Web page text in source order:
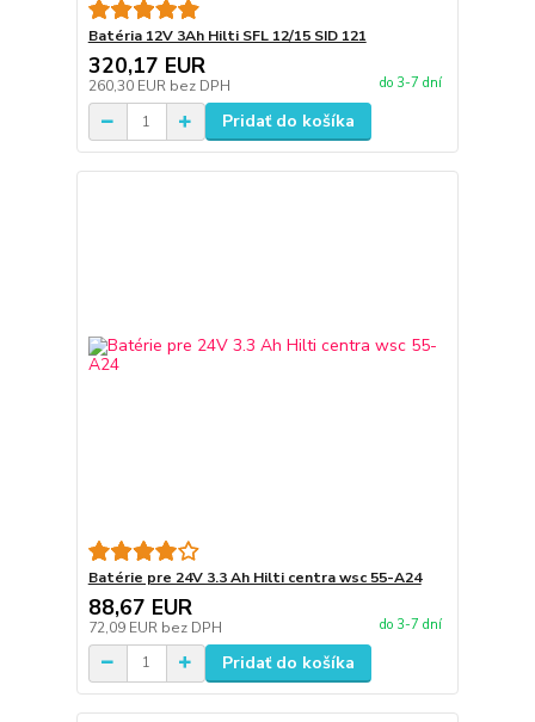
Batéria 12V 3Ah Hilti SFL 12/15 SID 121
320,17 EUR
260,30 EUR bez DPH do 3-7 dní
Pridať do košíka
Batérie pre 24V 3.3 Ah Hilti centra wsc 55-A24
88,67 EUR
72,09 EUR bez DPH do 3-7 dní
Pridať do košíka